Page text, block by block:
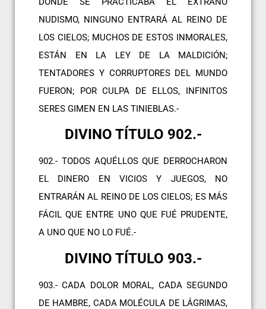
NUDISMO, NINGUNO ENTRARÁ AL REINO DE
LOS CIELOS; MUCHOS DE ESTOS INMORALES,
ESTÁN EN LA LEY DE LA MALDICIÓN;
TENTADORES Y CORRUPTORES DEL MUNDO
FUERON; POR CULPA DE ELLOS, INFINITOS
SERES GIMEN EN LAS TINIEBLAS.-
DIVINO TÍTULO 902.-
902.- TODOS AQUÉLLOS QUE DERROCHARON
EL DINERO EN VICIOS Y JUEGOS, NO
ENTRARÁN AL REINO DE LOS CIELOS; ES MÁS
FÁCIL QUE ENTRE UNO QUE FUÉ PRUDENTE,
A UNO QUE NO LO FUÉ.-
DIVINO TÍTULO 903.-
903.- CADA DOLOR MORAL, CADA SEGUNDO
DE HAMBRE, CADA MOLÉCULA DE LÁGRIMAS,